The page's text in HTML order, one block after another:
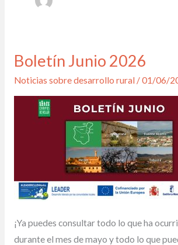
Boletín Junio 2026
Noticias sobre desarrollo rural /01/06/
¡Ya puedes consultar todo lo que ha
durante el mes de mayo y todo lo que
Boletín